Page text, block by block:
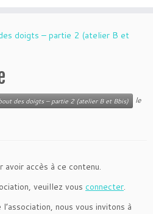
doigts – partie 2 (atelier B et
des doigts – partie 2 (atelier B et Bbis)
le
accès à ce contenu.
veuillez vous connecter.
nous vous invitons à